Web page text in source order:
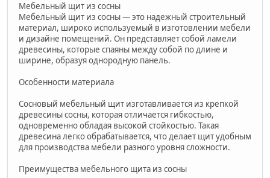
Мебельный щит из сосны
Мебельный щит из сосны — это надежный строительный
материал, широко используемый в изготовлении мебели
и дизайне помещений. Он представляет собой ламели
древесины, которые спаяны между собой по длине и
ширине, образуя однородную панель.
Особенности материала
Сосновый мебельный щит изготавливается из крепкой
древесины сосны, которая отличается гибкостью,
одновременно обладая высокой стойкостью. Такая
древесина легко обрабатывается, что делает щит удобным
для производства мебели разного уровня сложности.
Преимущества мебельного щита из сосны